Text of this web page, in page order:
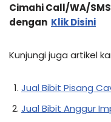
Cimahi Call/WA/
dengan Klik Disini
Kunjungi juga artikel
Jual Bibit Pisang
Jual Bibit Anggur